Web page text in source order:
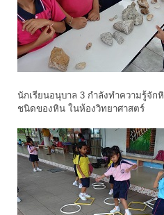
นักเรียนอนุบาล 3 กำลังทำความรู้จัก
ชนิดของหิน ในห้องวิทยาศาสตร์